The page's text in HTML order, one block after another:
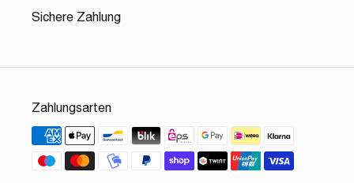
Sichere Zahlung
Zahlungsarten